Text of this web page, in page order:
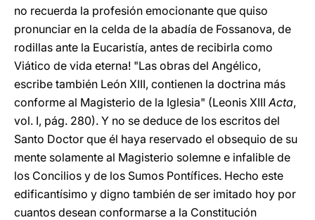
no recuerda la profesión emocionante que quiso
pronunciar en la celda de la abadía de Fossanova, de
rodillas ante la Eucaristía, antes de recibirla como
Viático de vida eterna! "Las obras del Angélico,
escribe también León XIII, contienen la doctrina más
conforme al Magisterio de la Iglesia" (Leonis XIIIActa,
vol. I, pág. 280). Y no se deduce de los escritos del
Santo Doctor que él haya reservado el obsequio de su
mente solamente al Magisterio solemne e infalible de
los Concilios y de los Sumos Pontífices. Hecho este
edificantísimo y digno también de ser imitado hoy por
cuantos desean conformarse a la Constitución